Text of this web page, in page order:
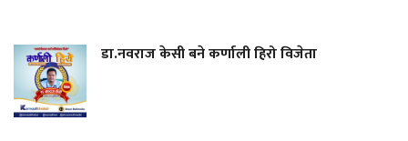
डा.नवराज केसी बने कर्णाली हिरो विजेता